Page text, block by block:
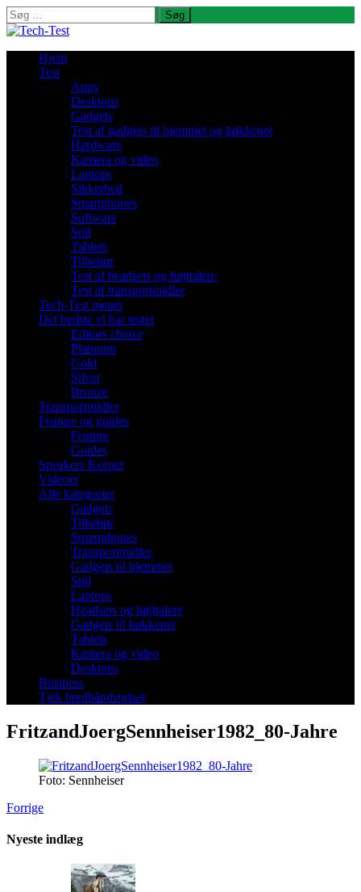
Søg
efter:
Hjem
Test
Apps
Desktops
Gadgets
Test af gadgets til hjemmet og køkkenet
Hardware
Kamera og video
Laptops
Sikkerhed
Smartphones
Software
Spil
Tablets
Tilbehør
Test af headsets og højttalere
Test af transportmidler
Tech-Test mener
Det bedste vi har testet
Editors choice
Platinum
Gold
Silver
Bronze
Transportmidler
Feature og guides
Feature
Guides
Speakers Korner
Videoer
Alle kategorier
Gadgets
Tilbehør
Smartphones
Transportmidler
Gadgets til hjemmet
Spil
Laptops
Headsets og højttalere
Gadgets til køkkenet
Tablets
Kamera og video
Desktops
Business
Tjek bredbåndspriser
FritzandJoergSennheiser1982_80-Jahre
Foto: Sennheiser
Forrige
Nyeste indlæg